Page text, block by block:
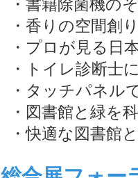
・書籍除菌機の
・香りの空間創
・プロが見る日
・トイレ診断士
・タッチパネル
・図書館と緑を
・快適な図書館